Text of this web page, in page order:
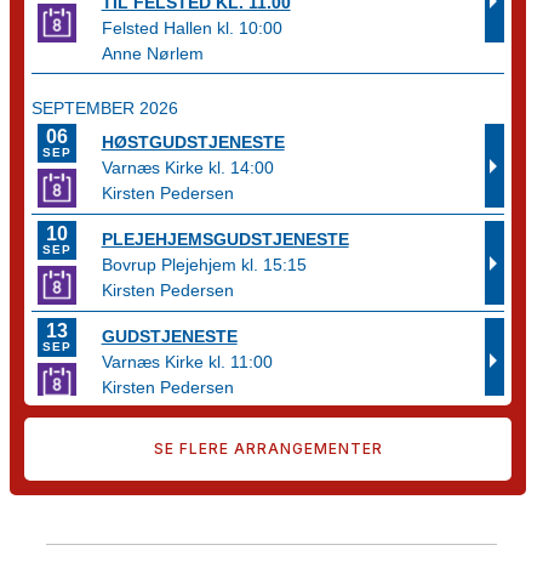
SE FLERE ARRANGEMENTER